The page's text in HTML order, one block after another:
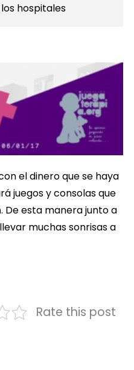
hospitales
el dinero que se haya
juegos y consolas que
. De esta manera junto a
muchas sonrisas a
Rate this post